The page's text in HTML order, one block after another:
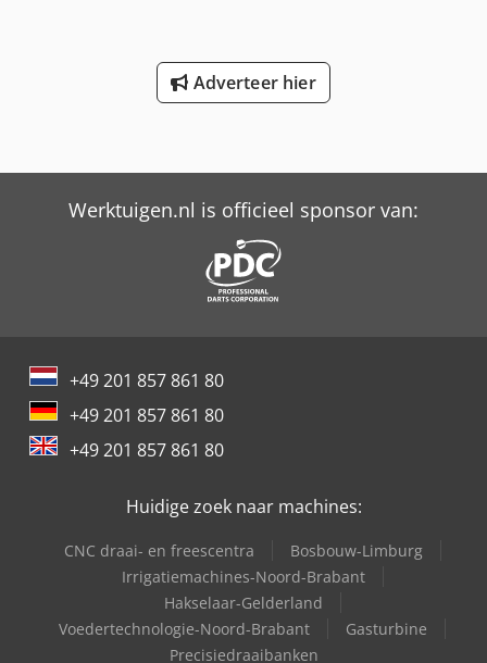
burnout controle - PID-verwarmingstuning functie - type 'J'
thermokoppels - Matrijskop met 2 verwarmingszones, geen
Adverteer hier
Werktuigen.nl is officieel sponsor van:
+49 201 857 861 80
+49 201 857 861 80
+49 201 857 861 80
Huidige zoek naar machines:
CNC draai- en freescentra
Bosbouw-Limburg
Irrigatiemachines-Noord-Brabant
Hakselaar-Gelderland
Voedertechnologie-Noord-Brabant
Gasturbine
Precisiedraaibanken